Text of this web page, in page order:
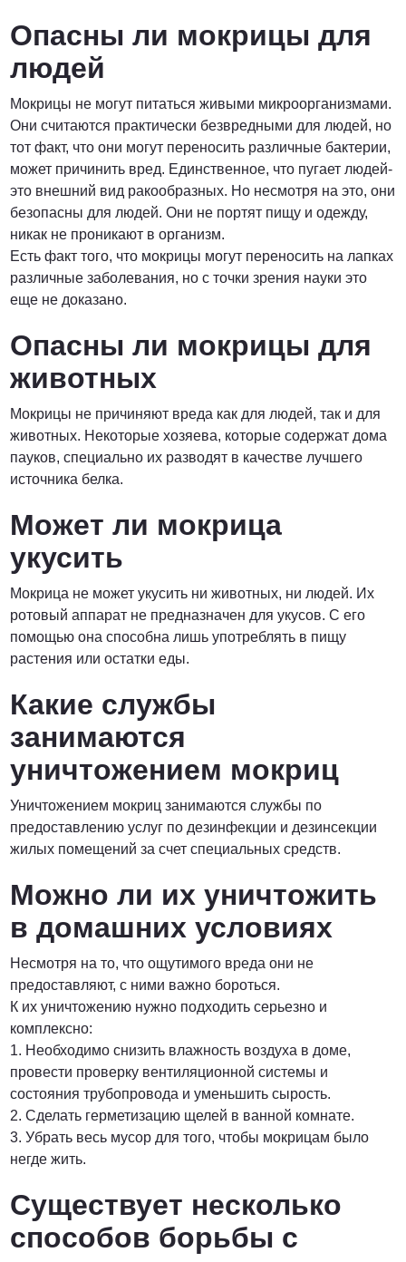
Опасны ли мокрицы для
людей
Мокрицы не могут питаться живыми микроорганизмами.
Они считаются практически безвредными для людей, но
тот факт, что они могут переносить различные бактерии,
может причинить вред. Единственное, что пугает людей-
это внешний вид ракообразных. Но несмотря на это, они
безопасны для людей. Они не портят пищу и одежду,
никак не проникают в организм.
Есть факт того, что мокрицы могут переносить на лапках
различные заболевания, но с точки зрения науки это
еще не доказано.
Опасны ли мокрицы для
животных
Мокрицы не причиняют вреда как для людей, так и для
животных. Некоторые хозяева, которые содержат дома
пауков, специально их разводят в качестве лучшего
источника белка.
Может ли мокрица
укусить
Мокрица не может укусить ни животных, ни людей. Их
ротовый аппарат не предназначен для укусов. С его
помощью она способна лишь употреблять в пищу
растения или остатки еды.
Какие службы
занимаются
уничтожением мокриц
Уничтожением мокриц занимаются службы по
предоставлению услуг по дезинфекции и дезинсекции
жилых помещений за счет специальных средств.
Можно ли их уничтожить
в домашних условиях
Несмотря на то, что ощутимого вреда они не
предоставляют, с ними важно бороться.
К их уничтожению нужно подходить серьезно и
комплексно:
1. Необходимо снизить влажность воздуха в доме,
провести проверку вентиляционной системы и
состояния трубопровода и уменьшить сырость.
2. Сделать герметизацию щелей в ванной комнате.
3. Убрать весь мусор для того, чтобы мокрицам было
негде жить.
Существует несколько
способов борьбы с